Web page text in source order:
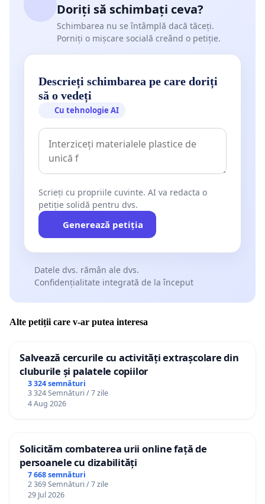
Doriți să schimbați ceva?
Schimbarea nu se întâmplă dacă tăceți.
Porniți o mișcare socială creând o petiție.
Descrieți schimbarea pe care doriți
să o vedeți
Cu tehnologie AI
Scrieți cu propriile cuvinte. AI va redacta o
petiție solidă pentru dvs.
Generează petiția
Datele dvs. rămân ale dvs.
Confidențialitate integrată de la început
Alte petiții care v-ar putea interesa
Salvează cercurile cu activități extrașcolare din
cluburile și palatele copiilor
3 324 semnături
3 324 Semnături / 7 zile
4 Aug 2026
Solicităm combaterea urii online față de
persoanele cu dizabilități
7 668 semnături
2 369 Semnături / 7 zile
29 Jul 2026